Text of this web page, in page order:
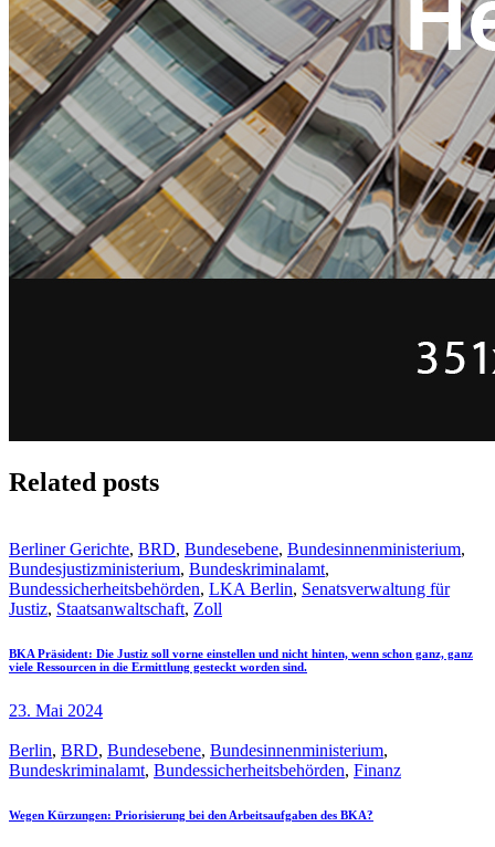
Related posts
Berliner Gerichte, BRD, Bundesebene, Bundesinnenministerium,
Bundesjustizministerium, Bundeskriminalamt,
Bundessicherheitsbehörden, LKA Berlin, Senatsverwaltung für
Justiz, Staatsanwaltschaft, Zoll
BKA Präsident: Die Justiz soll vorne einstellen und nicht hinten, wenn schon ganz, ganz
viele Ressourcen in die Ermittlung gesteckt worden sind.
23. Mai 2024
Berlin, BRD, Bundesebene, Bundesinnenministerium,
Bundeskriminalamt, Bundessicherheitsbehörden, Finanz
Wegen Kürzungen: Priorisierung bei den Arbeitsaufgaben des BKA?